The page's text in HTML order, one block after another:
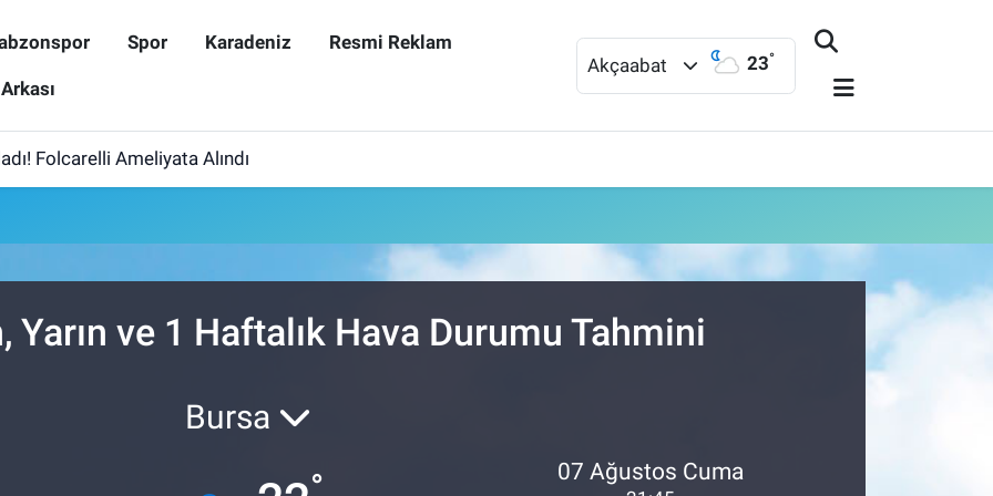
Spor Karadeniz Resmi Reklam
Akçaabat 23°
Folcarelli Ameliyata Alındı
Yarın ve 1 Haftalık Hava Durumu Tahmini
Bursa
° 07 Ağustos Cuma